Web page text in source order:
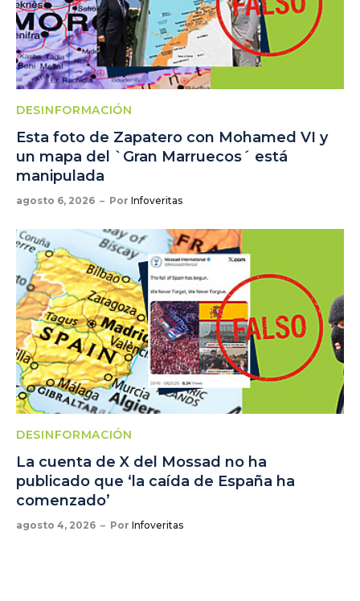
DESINFORMACIÓN
Esta foto de Zapatero con Mohamed VI y
un mapa del `Gran Marruecos´ está
manipulada
agosto 6, 2026 Por Infoveritas
DESINFORMACIÓN
La cuenta de X del Mossad no ha
publicado que ‘la caída de España ha
comenzado’
agosto 4, 2026 Por Infoveritas